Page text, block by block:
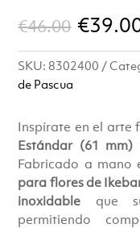
€46.00 El
era:
€
SKU: 8302400
de Pascua
Inspírate en el arte
Estándar (61 mm)
Fabricado a mano
para flores de
inoxidable que
permitiendo